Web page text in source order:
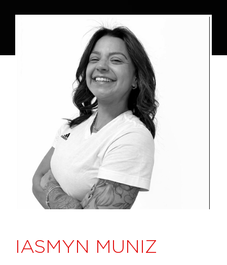
IASMYN MUNIZ